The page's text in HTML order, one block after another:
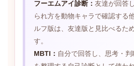
フーエムアイ診断： 友達が回答
られ方を動物キャラで確認する
ルフ版は、友達版と見比べるた
す。
MBTI： 自分で回答し、思考・